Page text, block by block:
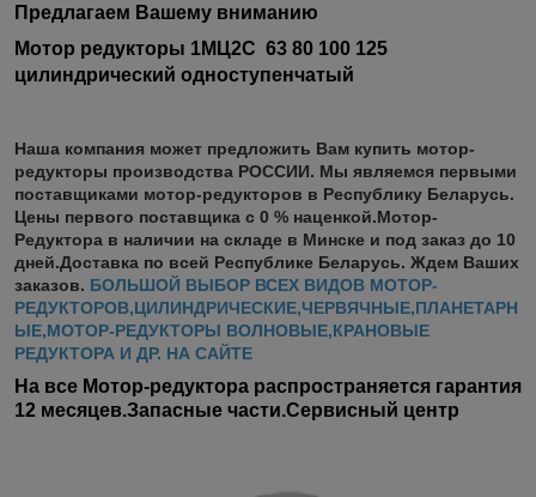
Предлагаем Вашему вниманию
Мотор редукторы 1МЦ2С 63 80 100 125
цилиндрический одноступенчатый
Наша компания может предложить Вам купить мотор-
редукторы производства РОССИИ. Мы являемся первыми
поставщиками мотор-редукторов в Республику Беларусь.
Цены первого поставщика с 0 % наценкой.Мотор-
Редуктора в наличии на складе в Минске и под заказ до 10
дней.Доставка по всей Республике Беларусь. Ждем Ваших
заказов. БОЛЬШОЙ ВЫБОР ВСЕХ ВИДОВ МОТОР-
РЕДУКТОРОВ,ЦИЛИНДРИЧЕСКИЕ,ЧЕРВЯЧНЫЕ,ПЛАНЕТАРН
ЫЕ,МОТОР-РЕДУКТОРЫ ВОЛНОВЫЕ,КРАНОВЫЕ
РЕДУКТОРА И ДР. НА САЙТЕ
На все Мотор-редуктора распространяется гарантия
12 месяцев.Запасные части.Сервисный центр